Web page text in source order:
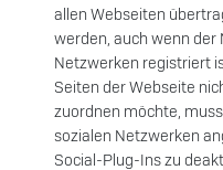
allen Webseiten
werden, auch wenn der
Netzwerken registriert
Seiten der Webseite
zuordnen möchte,
sozialen Netzwerken
Social-Plug-Ins zu